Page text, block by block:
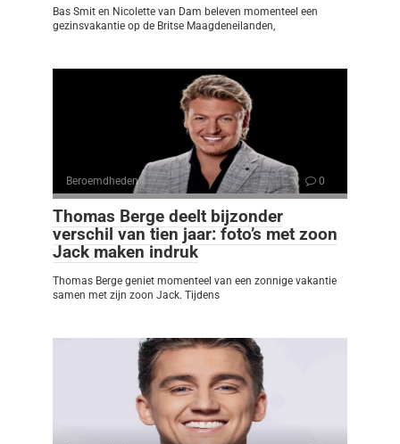
Bas Smit en Nicolette van Dam beleven momenteel een
gezinsvakantie op de Britse Maagdeneilanden,
Beroemdheden 0
Thomas Berge deelt bijzonder
verschil van tien jaar: foto’s met zoon
Jack maken indruk
Thomas Berge geniet momenteel van een zonnige vakantie
samen met zijn zoon Jack. Tijdens